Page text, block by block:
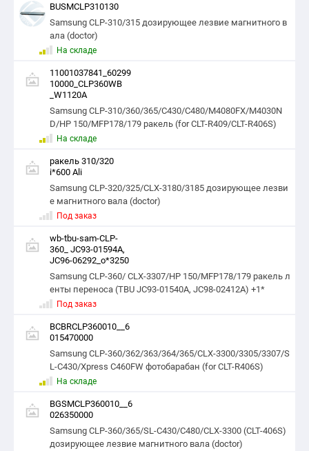
BUSMCLP310130
Samsung CLP-310/315 дозирующее лезвие магнитного в
ала (doctor)
На складе
11001037841_60299
10000_CLP360WB
_W1120A
Samsung CLP-310/360/365/C430/C480/M4080FX/M4030N
D/HP 150/MFP178/179 ракель (for CLT-R409/CLT-R406S)
На складе
ракель 310/320
i*600 Ali
Samsung CLP-320/325/CLX-3180/3185 дозирующее лезви
е магнитного вала (doctor)
Под заказ
wb-tbu-sam-CLP-
360_ JC93-01594A,
JC96-06292_o*3250
Samsung CLP-360/ CLX-3307/HP 150/MFP178/179 ракель л
енты переноса (TBU JC93-01540A, JC98-02412A) +1*
Под заказ
BCBRCLP360010__6
015470000
Samsung CLP-360/362/363/364/365/CLX-3300/3305/3307/S
L-C430/Xpress C460FW фотобарабан (for CLT-R406S)
На складе
BGSMCLP360010__6
026350000
Samsung CLP-360/365/SL-C430/C480/CLX-3300 (CLT-406S)
дозирующее лезвие магнитного вала (doctor)